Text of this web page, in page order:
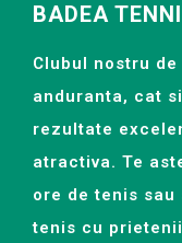
BADEA
Clubul nostru
anduranta, cat
rezultate
atractiva. Te
ore de tenis
tenis cu